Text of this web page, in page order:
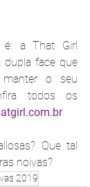
é: a That Girl
face que
o seu
todos os
Que tal
noivas?
2019